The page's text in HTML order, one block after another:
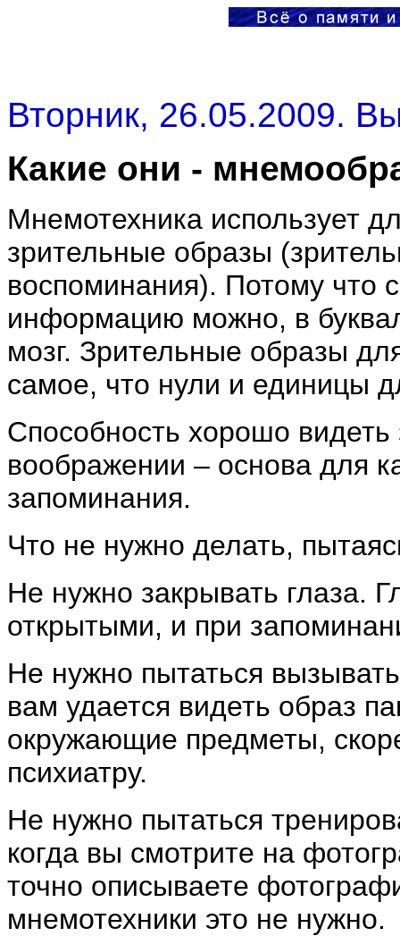
Вторник, 26.05.2009.
Какие они -
Мнемотехника использует
зрительные образы
воспоминания). Потому что
информацию можно, в
мозг. Зрительные образы
самое, что нули и единицы
Способность хорошо
воображении – основа для
запоминания.
Что не нужно делать,
Не нужно закрывать глаза.
открытыми, и при
Не нужно пытаться
вам удается видеть образ
окружающие предметы,
психиатру.
Не нужно пытаться
когда вы смотрите на
точно описываете
мнемотехники это не нужно.